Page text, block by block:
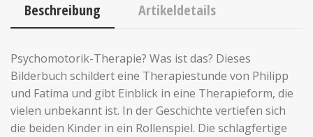
Beschreibung Artikeldetails
Psychomotorik-Therapie? Was ist das? Dieses
Bilderbuch schildert eine Therapiestunde von Philipp
und Fatima und gibt Einblick in eine Therapieform, die
vielen unbekannt ist. In der Geschichte vertiefen sich
die beiden Kinder in ein Rollenspiel. Die schlagfertige